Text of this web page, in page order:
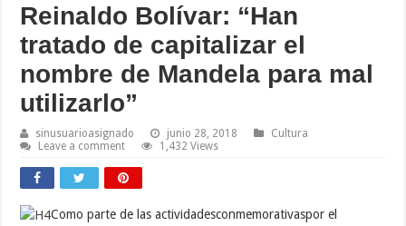
Reinaldo Bolívar: “Han
tratado de capitalizar el
nombre de Mandela para mal
utilizarlo”
sinusuarioasignado junio 28, 2018
Cultura
Leave a comment
1,432 Views
Como parte de las actividadesconmemorativaspor el